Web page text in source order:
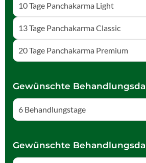
10 Tage Panchakarma Light
13 Tage Panchakarma Classic
20 Tage Panchakarma Premium
Gewünschte
6 Behandlungstage
Gewünschte